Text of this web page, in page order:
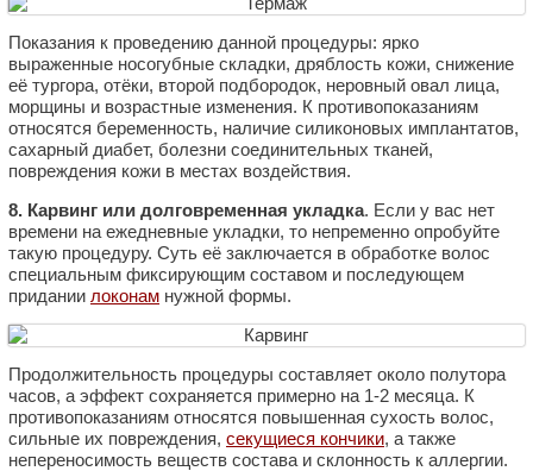
Показания к проведению данной процедуры: ярко
выраженные носогубные складки, дряблость кожи, снижение
её тургора, отёки, второй подбородок, неровный овал лица,
морщины и возрастные изменения. К противопоказаниям
относятся беременность, наличие силиконовых имплантатов,
сахарный диабет, болезни соединительных тканей,
повреждения кожи в местах воздействия.
8. Карвинг или долговременная укладка. Если у вас нет
времени на ежедневные укладки, то непременно опробуйте
такую процедуру. Суть её заключается в обработке волос
специальным фиксирующим составом и последующем
придании локонам нужной формы.
Продолжительность процедуры составляет около полутора
часов, а эффект сохраняется примерно на 1-2 месяца. К
противопоказаниям относятся повышенная сухость волос,
сильные их повреждения, секущиеся кончики, а также
непереносимость веществ состава и склонность к аллергии.